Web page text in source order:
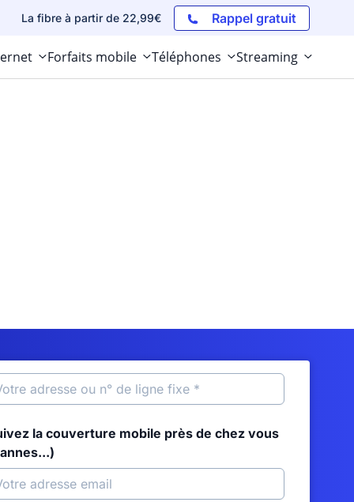
La fibre à partir de 22,99€ Rappel gratuit
Forfaits mobile Téléphones Streaming
la couverture mobile près de chez vous